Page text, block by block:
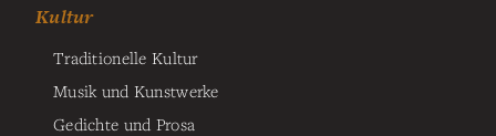
Kultur
Traditionelle Kultur
Musik und Kunstwerke
Gedichte und Prosa